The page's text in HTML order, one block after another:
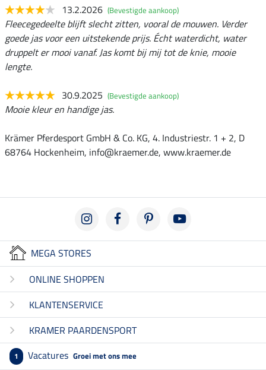
13.2.2026 (Bevestigde aankoop)
Fleecegedeelte blijft slecht zitten, vooral de mouwen. Verder
goede jas voor een uitstekende prijs. Écht waterdicht, water
druppelt er mooi vanaf. Jas komt bij mij tot de knie, mooie
lengte.
30.9.2025 (Bevestigde aankoop)
Mooie kleur en handige jas.
Krämer Pferdesport GmbH & Co. KG, 4. Industriestr. 1 + 2, D
68764 Hockenheim, info@kraemer.de, www.kraemer.de
MEGA STORES
ONLINE SHOPPEN
KLANTENSERVICE
KRAMER PAARDENSPORT
1 Vacatures Groei met ons mee